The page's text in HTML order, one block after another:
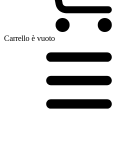
Carrello è vuoto